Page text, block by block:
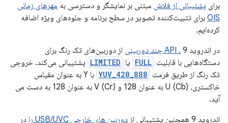
برای پشتیبانی از فلاش مبتنی بر نمایشگر و دسترسی به مهرهای زمانی
OIS برای تثبیت‌کننده تصویر در سطح برنامه و جلوه‌های ویژه اضافه
کرده‌ایم.
در اندروید 9
، API چند دوربینی
از دوربین‌های تک رنگ برای
دستگاه‌هایی با قابلیت FULL یا LIMITED پشتیبانی می‌کند. خروجی
تک رنگ از طریق فرمت YUV_420_888
با Y به عنوان مقیاس
خاکستری، U (Cb) به عنوان 128 و V (Cr) به عنوان 128 به دست می
آید.
اندروید 9 همچنین پشتیبانی از
دوربین های خارجی USB/UVC را
در